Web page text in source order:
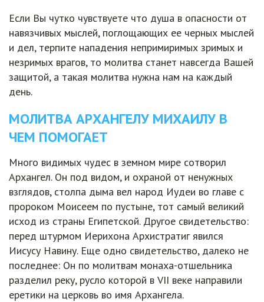
Если Вы чутко чувствуете что душа в опасности от
навязчивых мыслей, поглощающих ее черных мыслей
и дел, терпите нападения непримиримых зримых и
незримых врагов, то молитва станет навсегда Вашей
защитой, а такая молитва нужна нам на каждый
день.
МОЛИТВА АРХАНГЕЛУ МИХАИЛУ В
ЧЕМ ПОМОГАЕТ
Много видимых чудес в земном мире сотворил
Архангел. Он под видом, и охраной от ненужных
взглядов, столпа дыма вел народ Иудеи во главе с
пророком Моисеем по пустыне, тот самый великий
исход из страны Египетской. Другое свидетельство:
перед штурмом Иерихона Архистратиг явился
Иисусу Навину. Еще одно свидетельство, далеко не
последнее: Он по молитвам монаха-отшельника
разделил реку, русло которой в VII веке направили
еретики на церковь во имя Архангела.